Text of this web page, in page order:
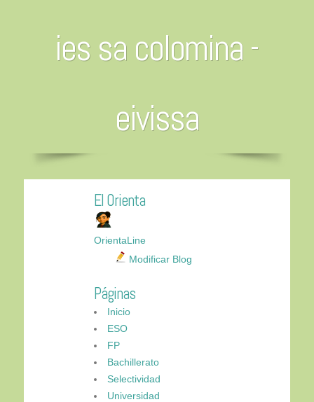
ies sa colomina -
eivissa
El Orienta
OrientaLine
Modificar Blog
Páginas
Inicio
ESO
FP
Bachillerato
Selectividad
Universidad